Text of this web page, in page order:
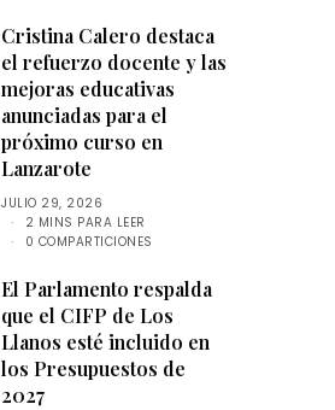
Cristina Calero destaca
el refuerzo docente y las
mejoras educativas
anunciadas para el
próximo curso en
Lanzarote
JULIO 29, 2026
2 MINS PARA LEER
0 COMPARTICIONES
El Parlamento respalda
que el CIFP de Los
Llanos esté incluido en
los Presupuestos de
2027